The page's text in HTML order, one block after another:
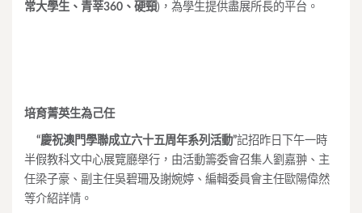
常大學生 、青莘360、硬頸)，為學生提供盡展所長的平台。
培育菁英生為己任
“慶祝澳門學聯成立六十五周年系列活動”記招昨日下午一時
半假教科文中心展覽廳舉行，由活動籌委會召集人劉嘉翀、主
任梁子豪、副主任吳碧珊及謝婉婷、編輯委員會主任歐陽偉然
等介紹詳情。